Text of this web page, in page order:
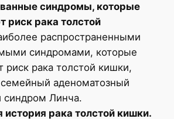
синдромы, которые
риск рака толстой
распространенными
синдромами, которые
рака толстой кишки,
аденоматозный
синдром Линча.
история рака толстой кишки.